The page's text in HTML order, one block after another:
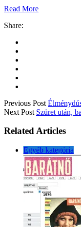
Read More
Share:
Previous Post
Next Post Szüret után,
Related Articles
Egyéb kategória